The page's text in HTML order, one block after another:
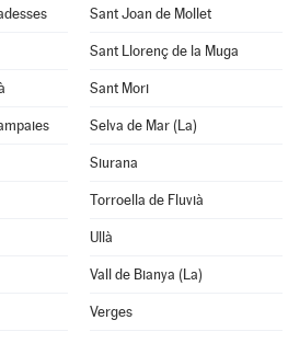
Sant Joan de Mollet
Sant Llorenç de la Muga
Sant Mori
Selva de Mar (La)
Siurana
Torroella de Fluvià
Ullà
Vall de Bianya (La)
Verges